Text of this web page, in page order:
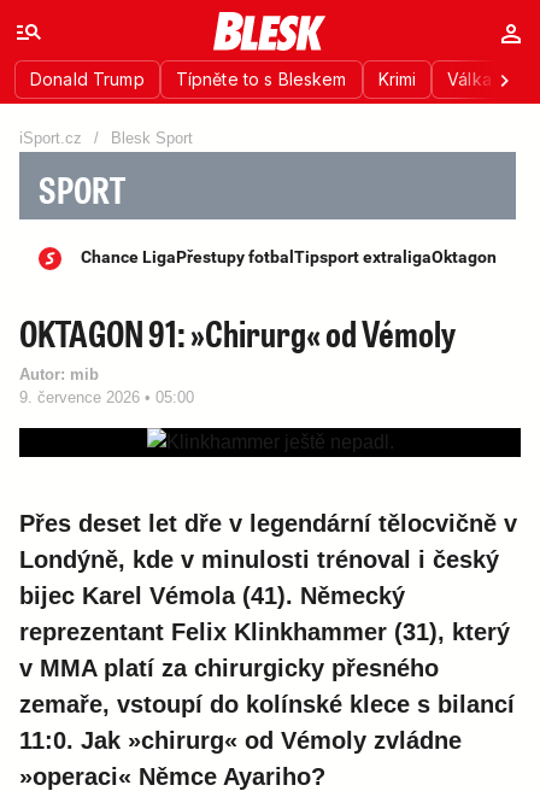
Donald Trump Típněte to s Bleskem Krimi Válka na
SPORT
Chance LigaPřestupy fotbal Tipsport extraligaOktagon
iSport.cz / Blesk Sport
9. července 2026 • 05:00
OKTAGON 91: »Chirurg« od Vémoly
Autor: mib
Přes deset let dře v legendární tělocvičně v
Londýně, kde v minulosti trénoval i český
bijec Karel Vémola (41). Německý
reprezentant Felix Klinkhammer (31), který
v MMA platí za chirurgicky přesného
zemaře, vstoupí do kolínské klece s bilancí
11:0. Jak »chirurg« od Vémoly zvládne
»operaci« Němce Ayariho?